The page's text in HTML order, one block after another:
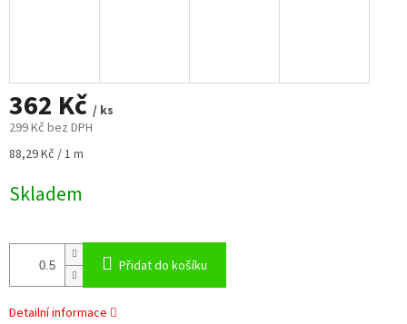
362 Kč / ks
299 Kč bez DPH
Měrná
88,29 Kč / 1 m
Skladem
Přidat do košíku
Detailní informace